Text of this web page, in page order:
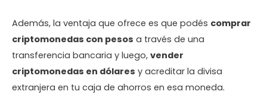
Además, la ventaja que ofrece es que podés comprar
criptomonedas con pesos a través de una
transferencia bancaria y luego, vender
criptomonedas en dólares y acreditar la divisa
extranjera en tu caja de ahorros en esa moneda.